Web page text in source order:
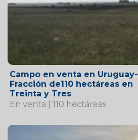
Campo en venta en Uruguay-
Fracción de110 hectáreas en
Treinta y Tres
En venta | 110 hectáreas